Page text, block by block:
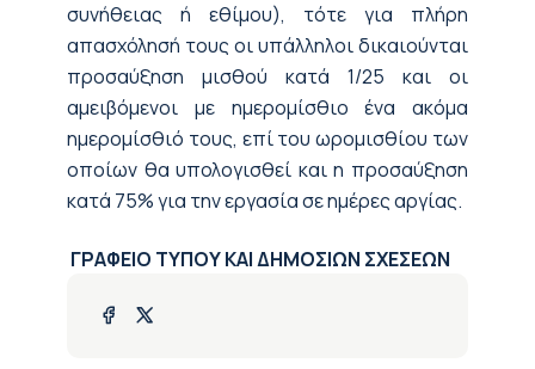
συνήθειας ή εθίμου), τότε για πλήρη
απασχόλησή τους οι υπάλληλοι δικαιούνται
προσαύξηση μισθού κατά 1/25 και οι
αμειβόμενοι με ημερομίσθιο ένα ακόμα
ημερομίσθιό τους, επί του ωρομισθίου των
οποίων θα υπολογισθεί και η προσαύξηση
κατά 75% για την εργασία σε ημέρες αργίας.
ΓΡΑΦΕΙΟ ΤΥΠΟΥ ΚΑΙ ΔΗΜΟΣΙΩΝ ΣΧΕΣΕΩΝ